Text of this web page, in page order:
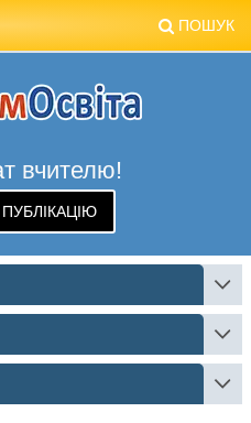
ПОШУК
вчителю!